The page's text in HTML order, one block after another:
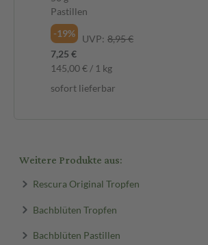
Pastillen
-19%
UVP: 8,95 €
7,25 €
145,00 € / 1 kg
sofort lieferbar
Weitere Produkte aus:
Rescura Original Tropfen
Bachblüten Tropfen
Bachblüten Pastillen